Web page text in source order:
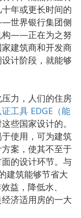
年或更长时间的
世界银行集团侧
构——正在为之努
建筑商和开发商
计阶段，就能够
力，人们的住房
工具 EDGE（能
些国家设计的。
使用，可为建筑
案，使其不至于
的设计环节。与
建筑能够节省大
益，降低水、
济适用房的一大